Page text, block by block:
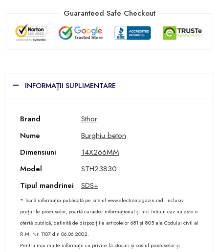
Guaranteed Safe Checkout
INFORMAȚII SUPLIMENTARE
Brand
Sthor
Nume
Burghiu beton
Dimensiuni
14X266MM
Model
STH23830
Tipul mandrinei
SDS+
* Toată informația publicată pe site-ul www.electromagazin.md, inclusiv
prețurile produselor, poartă caracter informațional și nici într-un caz nu este o
ofertă publică, definită de dispozițiile articolelor 681 și 805 ale Codului civil al
R.M. Nr. 1107 din 06.06.2002.
Pentru mai multe informații cu privire la stocuri și costul produselor și